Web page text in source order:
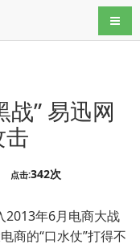
导航
” 易迅网
击
点击:342次
年6月电商大战
商的“口水仗”打得不